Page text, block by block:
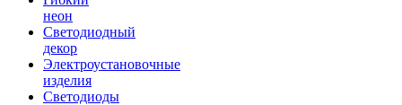
неон
Светодиодный
декор
Электроустановочные
изделия
Светодиоды